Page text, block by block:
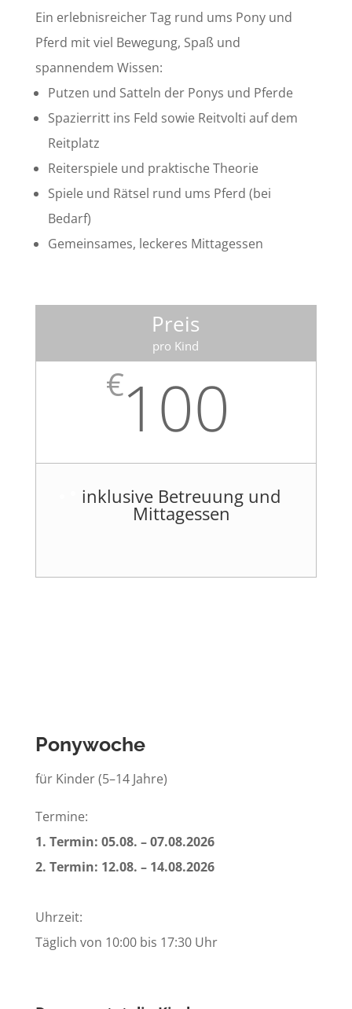
Ein erlebnisreicher Tag rund ums Pony und
Pferd mit viel Bewegung, Spaß und
spannendem Wissen:
Putzen und Satteln der Ponys und Pferde
Spazierritt ins Feld sowie Reitvolti auf dem
Reitplatz
Reiterspiele und praktische Theorie
Spiele und Rätsel rund ums Pferd (bei
Bedarf)
Gemeinsames, leckeres Mittagessen
Preis
pro Kind
€100
inklusive Betreuung und
Mittagessen
Ponywoche
für Kinder (5–14 Jahre)
Termine:
1. Termin: 05.08. – 07.08.2026
2. Termin: 12.08. – 14.08.2026
Uhrzeit:
Täglich von 10:00 bis 17:30 Uhr